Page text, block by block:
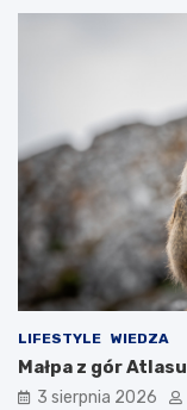
LIFESTYLE WIEDZA
Małpa z gór
3 sierpnia 2026